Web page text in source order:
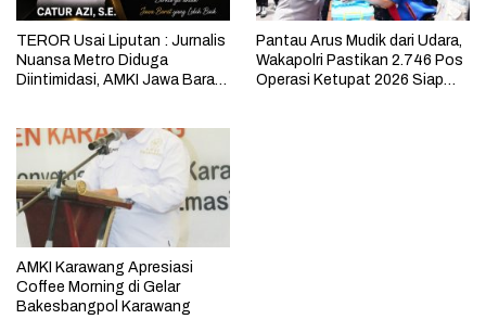
TEROR Usai Liputan : Jurnalis
Nuansa Metro Diduga
Diintimidasi, AMKI Jawa Barat
Pantau Arus Mudik dari Udara,
Wakapolri Pastikan 2.746 Pos
Operasi Ketupat 2026 Siap
AMKI Karawang Apresiasi
Coffee Morning di Gelar
Bakesbangpol Karawang